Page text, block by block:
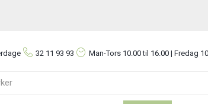
32 11 93 93 Man-Tors 10.00 til 16.00 | Fredag